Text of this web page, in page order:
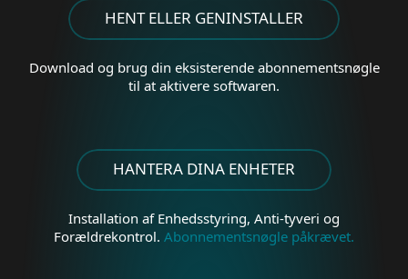
HENT ELLER GENINSTALLER
Download og brug din eksisterende abonnementsnøgle
til at aktivere softwaren.
HANTERA DINA ENHETER
Installation af Enhedsstyring, Anti-tyveri og
Forældrekontrol. Abonnementsnøgle påkrævet.